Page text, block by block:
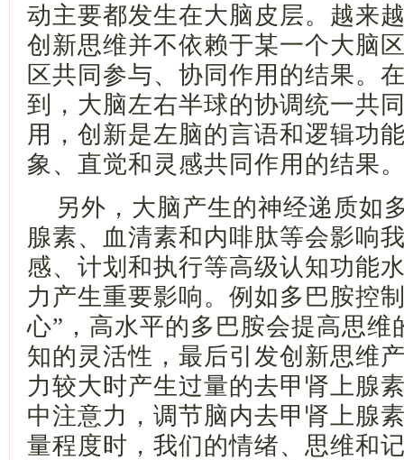
动主要都发生在大脑皮层。 越来
创新思维并不依赖于某一个大脑
区共同参与、 协同作用的结果。
到， 大脑左右半球的协调统一共
用 ，创新是左脑的言语和逻辑功
象、直觉和灵感共同作用的结果
另外，大脑产生的神经递质如
腺素、
血清素和内啡肽等会影响
感、计划和执行等高级认知功能
力产生重要影响。例如多巴胺控
心” ，高水平的多巴胺会提高思
知的灵活性，最后引发创新思维
力较大时产生过量的去甲肾上腺
中注意力，调节脑内去甲肾上腺
量程度时，我们的情绪、思维和